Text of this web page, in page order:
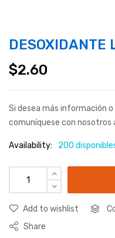
DESOXIDANTE
$2.60
Si desea más información
comuníquese con nosotros
Availability: 200
Add to wishlist
Share